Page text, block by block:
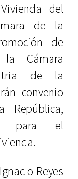
del
de la
de
Cámara
de la
convenio
para el
Reyes